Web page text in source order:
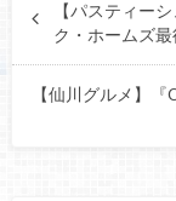
【パスティー
ク・ホームズ最
【仙川グルメ】